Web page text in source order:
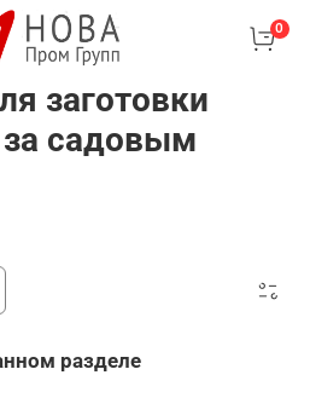
0
заготовки
садовым
разделе